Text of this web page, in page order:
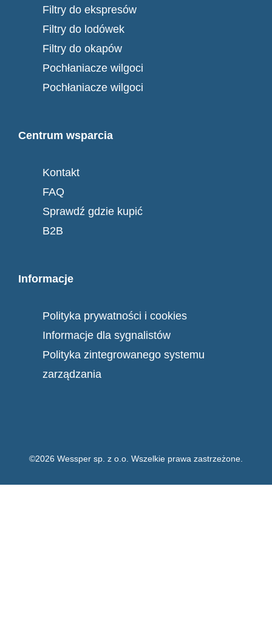
Filtry do ekspresów
Filtry do lodówek
Filtry do okapów
Pochłaniacze wilgoci
Pochłaniacze wilgoci
Centrum wsparcia
Kontakt
FAQ
Sprawdź gdzie kupić
B2B
Informacje
Polityka prywatności i cookies
Informacje dla sygnalistów
Polityka zintegrowanego systemu
zarządzania
©2026 Wessper sp. z o.o. Wszelkie prawa zastrzeżone.